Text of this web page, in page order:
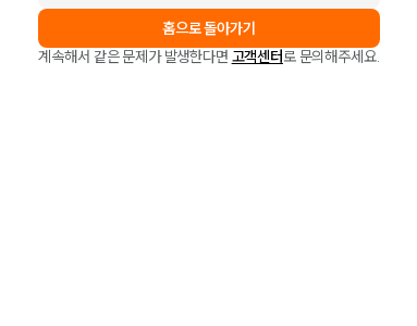
홈으로 돌아가기
계속해서 같은 문제가 발생한다면 고객센터로 문의해주세요.